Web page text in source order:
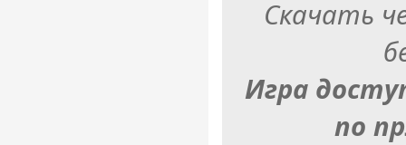
Скачать
Игра
по